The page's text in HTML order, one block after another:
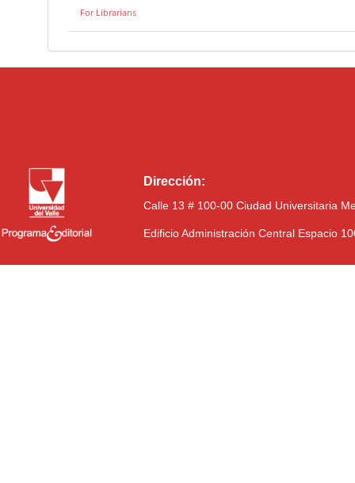
For Librarians
Dirección:
Calle 13 # 100-00 Ciudad Universitaria
Edificio Administración Central Espacio